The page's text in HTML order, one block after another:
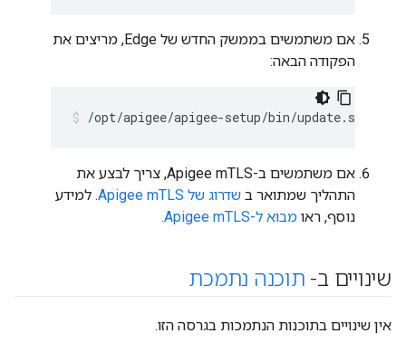
אם משתמשים בממשק החדש של Edge, מריצים את
הפקודה הבאה:
/opt/apigee/apigee-setup/bin/update.sh -c
אם משתמשים ב-Apigee mTLS, צריך לבצע את
התהליך שמתואר ב שדרוג של Apigee mTLS
. למידע
נוסף, ראו מבוא ל-Apigee mTLS.
שינויים ב- תוכנה נתמכת
אין שינויים בתוכנות הנתמכות בגרסה הזו.